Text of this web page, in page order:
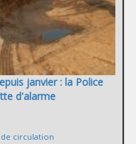
janvier : la Police
d'alarme
circulation